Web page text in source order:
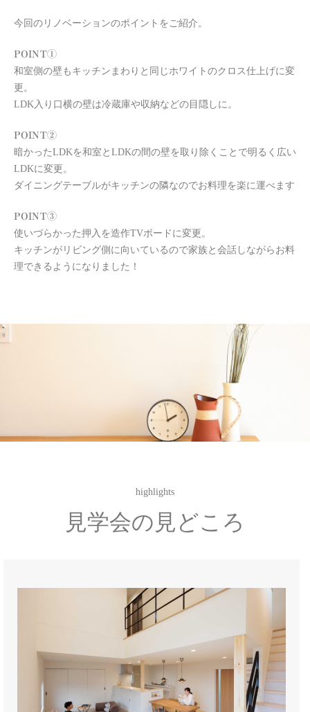
今回のリノベーションのポイントをご紹介。
POINT①
和室側の壁もキッチンまわりと同じホワイトのクロス仕上げに変
更。
LDK入り口横の壁は冷蔵庫や収納などの目隠しに。
POINT②
暗かったLDKを和室とLDKの間の壁を取り除くことで明るく広い
LDKに変更。
ダイニングテーブルがキッチンの隣なのでお料理を楽に運べます
POINT③
使いづらかった押入を造作TVボードに変更。
キッチンがリビング側に向いているので家族と会話しながらお料
理できるようになりました！
highlights
見学会の見どころ